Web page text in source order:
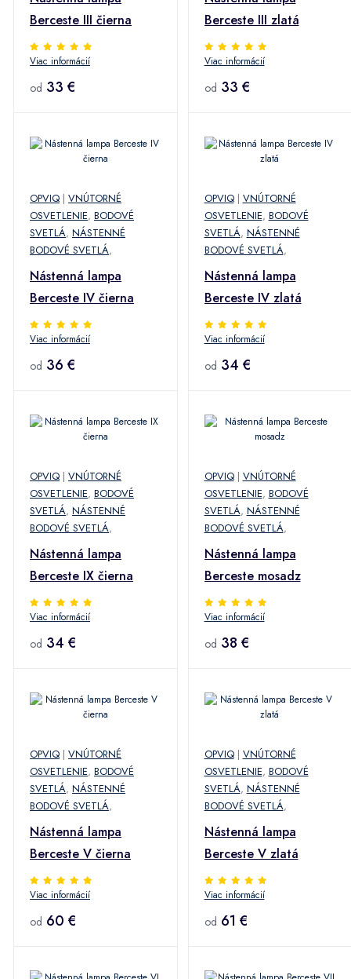
Berceste III čierna
Viac informácií
od 33 €
Berceste III zlatá
Viac informácií
od 33 €
OPVIQ | VNÚTORNÉ
OSVETLENIE, BODOVÉ
SVETLÁ, NÁSTENNÉ
BODOVÉ SVETLÁ,
Nástenná lampa
Berceste IV čierna
Viac informácií
od 36 €
OPVIQ| VNÚTORNÉ
OSVETLENIE, BODOVÉ
SVETLÁ, NÁSTENNÉ
BODOVÉ SVETLÁ,
Nástenná lampa
Berceste IV zlatá
Viac informácií
od 34 €
OPVIQ | VNÚTORNÉ
OSVETLENIE, BODOVÉ
SVETLÁ, NÁSTENNÉ
BODOVÉ SVETLÁ,
Nástenná lampa
Berceste IX čierna
Viac informácií
od 34 €
OPVIQ| VNÚTORNÉ
OSVETLENIE, BODOVÉ
SVETLÁ, NÁSTENNÉ
BODOVÉ SVETLÁ,
Nástenná lampa
Berceste mosadz
Viac informácií
od 38 €
OPVIQ | VNÚTORNÉ
OSVETLENIE, BODOVÉ
SVETLÁ, NÁSTENNÉ
BODOVÉ SVETLÁ,
Nástenná lampa
Berceste V čierna
Viac informácií
od 60 €
OPVIQ| VNÚTORNÉ
OSVETLENIE, BODOVÉ
SVETLÁ, NÁSTENNÉ
BODOVÉ SVETLÁ,
Nástenná lampa
Berceste V zlatá
Viac informácií
od 61 €